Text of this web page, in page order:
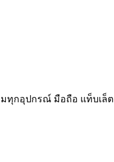
อมทุกอุปกรณ์ มือถือ แท็บเล็ต